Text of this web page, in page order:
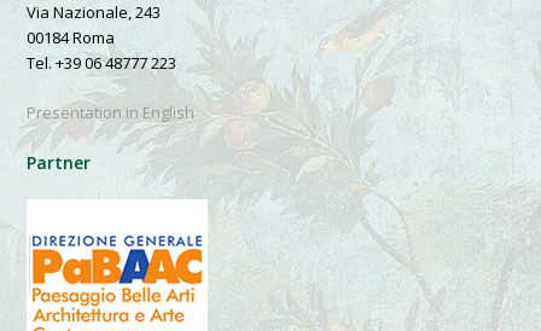
Via Nazionale, 243
00184 Roma
Tel. +39 06 48777 223
Presentation in English
Partner